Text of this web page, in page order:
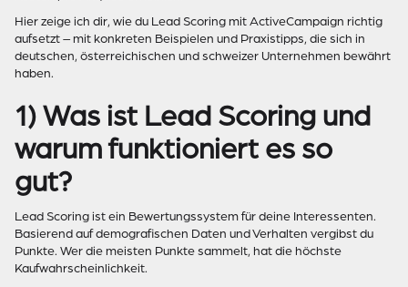
Hier zeige ich dir, wie du Lead Scoring mit ActiveCampaign richtig
aufsetzt – mit konkreten Beispielen und Praxistipps, die sich in
deutschen, österreichischen und schweizer Unternehmen bewährt
haben.
1) Was ist Lead Scoring und
warum funktioniert es so
gut?
Lead Scoring ist ein Bewertungssystem für deine Interessenten.
Basierend auf demografischen Daten und Verhalten vergibst du
Punkte. Wer die meisten Punkte sammelt, hat die höchste
Kaufwahrscheinlichkeit.